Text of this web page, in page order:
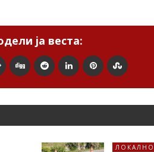
ја веста:
ЛОКАЛНО